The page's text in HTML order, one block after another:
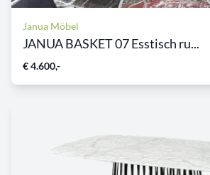
Janua Möbel
JANUA BASKET 07 Esstisch ru...
€ 4.600,-